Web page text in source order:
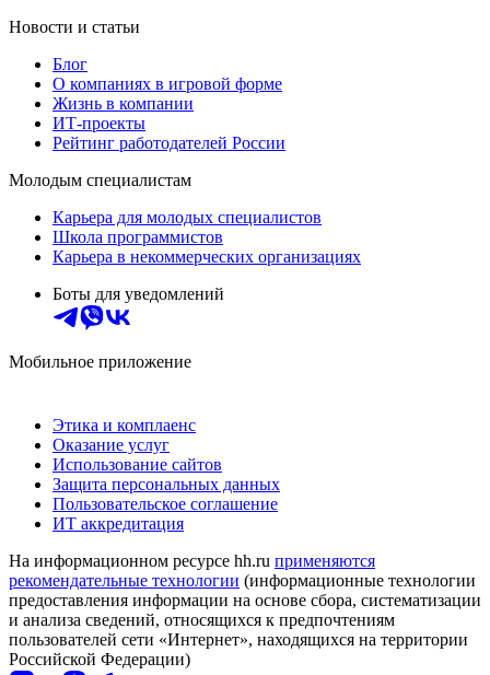
Новости и статьи
Блог
О компаниях в игровой форме
Жизнь в компании
ИТ-проекты
Рейтинг работодателей России
Молодым специалистам
Карьера для молодых специалистов
Школа программистов
Карьера в некоммерческих организациях
Боты для уведомлений
Мобильное приложение
Этика и комплаенс
Оказание услуг
Использование сайтов
Защита персональных данных
Пользовательское соглашение
ИТ аккредитация
На информационном ресурсе hh.ru применяются
рекомендательные технологии (информационные технологии
предоставления информации на основе сбора, систематизации
и анализа сведений, относящихся к предпочтениям
пользователей сети «Интернет», находящихся на территории
Российской Федерации)